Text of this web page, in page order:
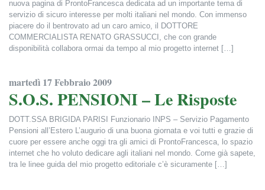
nuova pagina di ProntoFrancesca dedicata ad un importante tema di
servizio di sicuro interesse per molti italiani nel mondo. Con immenso
piacere do il bentrovato ad un caro amico, il DOTTORE
COMMERCIALISTA RENATO GRASSUCCI, che con grande
disponibilità collabora ormai da tempo al mio progetto internet […]
martedì 17 Febbraio 2009
S.O.S. PENSIONI – Le Risposte
DOTT.SSA BRIGIDA PARISI Funzionario INPS – Servizio Pagamento
Pensioni all’Estero L’augurio di una buona giornata e voi tutti e grazie di
cuore per essere anche oggi tra gli amici di ProntoFrancesca, lo spazio
internet che ho voluto dedicare agli italiani nel mondo. Come già sapete,
tra le linee guida del mio progetto editoriale c’è sicuramente […]